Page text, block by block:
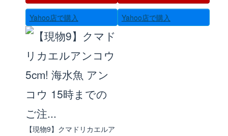
Yahoo店で購入 Yahoo店で購入
【現物9】クマドリカエルア